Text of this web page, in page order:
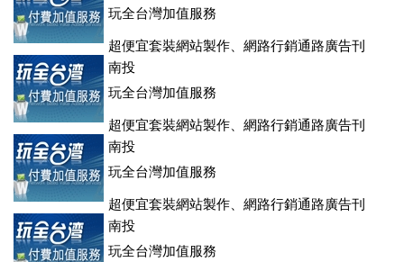
玩全台灣加值服務
超便宜套裝網站製作、網路行銷通路廣告刊
登、訂房系統、客房委託旅行社銷售，全面優惠中....
南投
玩全台灣加值服務
超便宜套裝網站製作、網路行銷通路廣告刊
登、訂房系統、客房委託旅行社銷售，全面優惠中....
南投
玩全台灣加值服務
超便宜套裝網站製作、網路行銷通路廣告刊
登、訂房系統、客房委託旅行社銷售，全面優惠中....
南投
玩全台灣加值服務